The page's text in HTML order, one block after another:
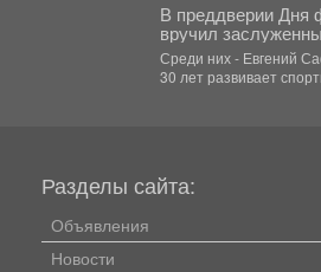
В преддверии Дня
вручил
посвятил свою
воспитанию
Среди них - Евгений
30 лет развивает
Разделы сайта:
Объявления
Новости